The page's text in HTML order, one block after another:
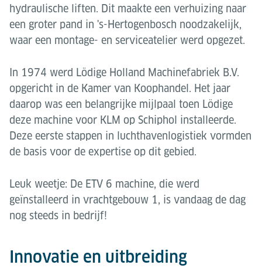
hydraulische liften. Dit maakte een verhuizing naar
een groter pand in 's-Hertogenbosch noodzakelijk,
waar een montage- en serviceatelier werd opgezet.
In 1974 werd Lödige Holland Machinefabriek B.V.
opgericht in de Kamer van Koophandel. Het jaar
daarop was een belangrijke mijlpaal toen Lödige
deze machine voor KLM op Schiphol installeerde.
Deze eerste stappen in luchthavenlogistiek vormden
de basis voor de expertise op dit gebied.
Leuk weetje: De ETV 6 machine, die werd
geïnstalleerd in vrachtgebouw 1, is vandaag de dag
nog steeds in bedrijf!
Innovatie en uitbreiding